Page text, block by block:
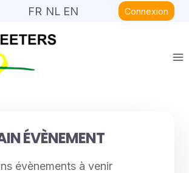
FR NL EN Connexion
ÉVÈNEMENT
évènements à venir